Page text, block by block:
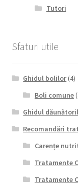
Tutori
Sfaturi utile
Ghidul bolilor(4)
Boli comune
Ghidul
Recomandări
Carențe
Tratamente
Tratamente